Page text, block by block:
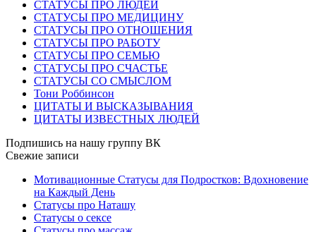
СТАТУСЫ ПРО ЛЮДЕЙ
СТАТУСЫ ПРО МЕДИЦИНУ
СТАТУСЫ ПРО ОТНОШЕНИЯ
СТАТУСЫ ПРО РАБОТУ
СТАТУСЫ ПРО СЕМЬЮ
СТАТУСЫ ПРО СЧАСТЬЕ
СТАТУСЫ СО СМЫСЛОМ
Тони Роббинсон
ЦИТАТЫ И ВЫСКАЗЫВАНИЯ
ЦИТАТЫ ИЗВЕСТНЫХ ЛЮДЕЙ
Подпишись на нашу группу ВК
Свежие записи
Мотивационные Статусы для Подростков: Вдохновение
на Каждый День
Статусы про Наташу
Статусы о сексе